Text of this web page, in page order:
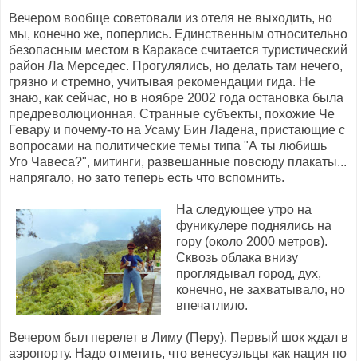
Вечером вообще советовали из отеля не выходить, но
мы, конечно же, поперлись. Единственным относительно
безопасным местом в Каракасе считается туристический
район Ла Мерседес. Прогулялись, но делать там нечего,
грязно и стремно, учитывая рекомендации гида. Не
знаю, как сейчас, но в ноябре 2002 года остановка была
предреволюционная. Странные субъекты, похожие Че
Гевару и почему-то на Усаму Бин Ладена, пристающие с
вопросами на политические темы типа "А ты любишь
Уго Чавеса?", митинги, развешанные повсюду плакаты...
напрягало, но зато теперь есть что вспомнить.
На следующее утро на
фуникулере поднялись на
гору (около 2000 метров).
Сквозь облака внизу
проглядывал город, дух,
конечно, не захватывало, но
впечатлило.
Вечером был перелет в Лиму (Перу). Первый шок ждал в
аэропорту. Надо отметить, что венесуэльцы как нация по